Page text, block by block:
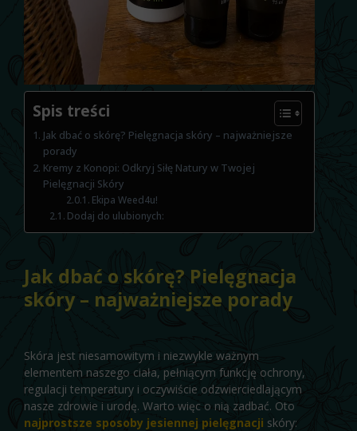
Spis treści
Jak dbać o skórę? Pielęgnacja skóry – najważniejsze
porady
Kremy z Konopi: Odkryj Siłę Natury w Twojej
Pielęgnacji Skóry
Ekipa Weed4u!
Dodaj do ulubionych:
Jak dbać o skórę? Pielęgnacja
skóry – najważniejsze porady
Skóra jest niesamowitym i niezwykle ważnym
elementem naszego ciała, pełniącym funkcję ochrony,
regulacji temperatury i oczywiście odzwierciedlającym
nasze zdrowie i urodę. Warto więc o nią zadbać. Oto
najprostsze sposoby jesiennej pielęgnacji skóry: